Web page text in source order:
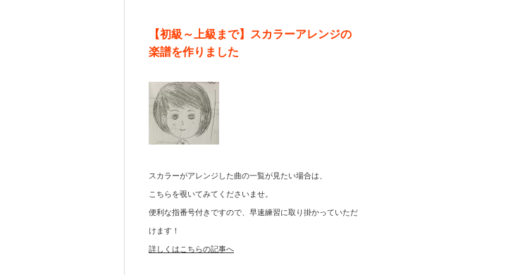
【初級～上級まで】スカラーアレンジの
楽譜を作りました
スカラーがアレンジした曲の一覧が見たい場合は、
こちらを覗いてみてくださいませ。
便利な指番号付きですので、早速練習に取り掛かっていただ
けます！
詳しくはこちらの記事へ